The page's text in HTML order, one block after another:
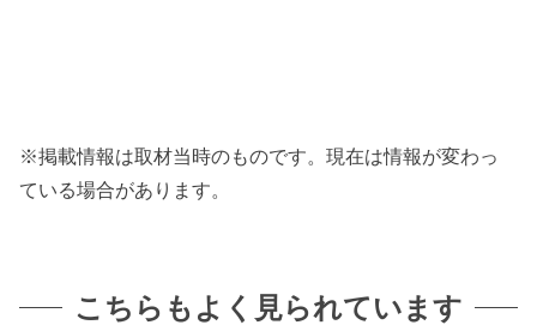
※掲載情報は取材当時のものです。現在は情報が変わっ
ている場合があります。
こちらもよく見られています